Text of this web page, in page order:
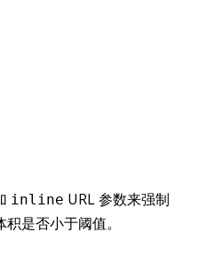
inline URL 参数来强制
是否小于阈值。